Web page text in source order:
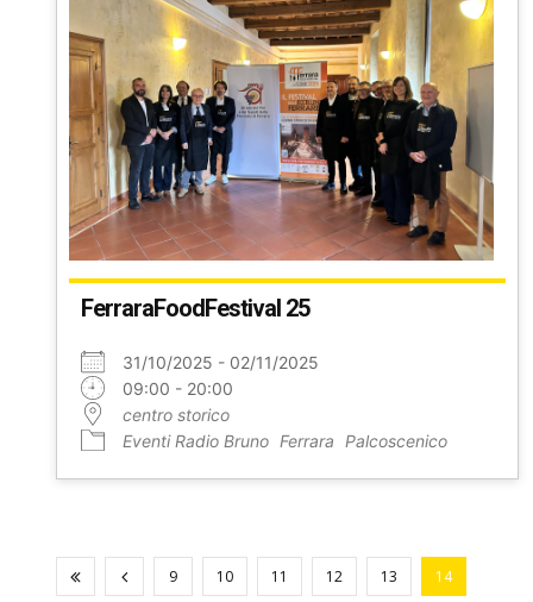
FerraraFoodFestival 25
31/10/2025 - 02/11/2025
09:00 - 20:00
centro storico
Eventi Radio Bruno Ferrara Palcoscenico
9 10 11 12 13 14